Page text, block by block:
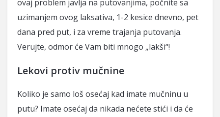
ovaj problem javlja na putovanjima, počnite sa
uzimanjem ovog laksativa, 1-2 kesice dnevno, pet
dana pred put, i za vreme trajanja putovanja.
Verujte, odmor će Vam biti mnogo „lakši“!
Lekovi protiv mučnine
Koliko je samo loš osećaj kad imate mučninu u
putu? Imate osećaj da nikada nećete stići i da će